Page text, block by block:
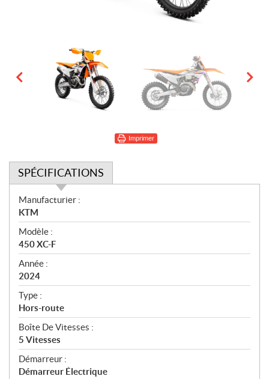
Imprimer
SPÉCIFICATIONS
S
p
é
c
i
f
i
c
a
t
i
o
n
s
Manufacturier :
KTM
Modèle :
450 XC-F
Année :
2024
Type :
Hors-route
Boîte De Vitesses :
5 Vitesses
Démarreur :
Démarreur Électrique